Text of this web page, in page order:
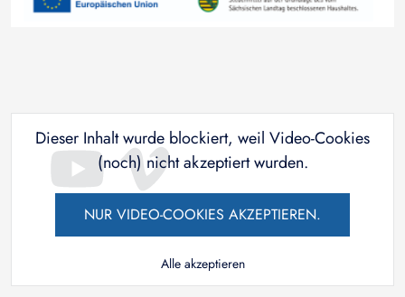
Dieser Inhalt wurde blockiert, weil Video-Cookies
(noch) nicht akzeptiert wurden.
NUR VIDEO-COOKIES AKZEPTIEREN.
Alle akzeptieren